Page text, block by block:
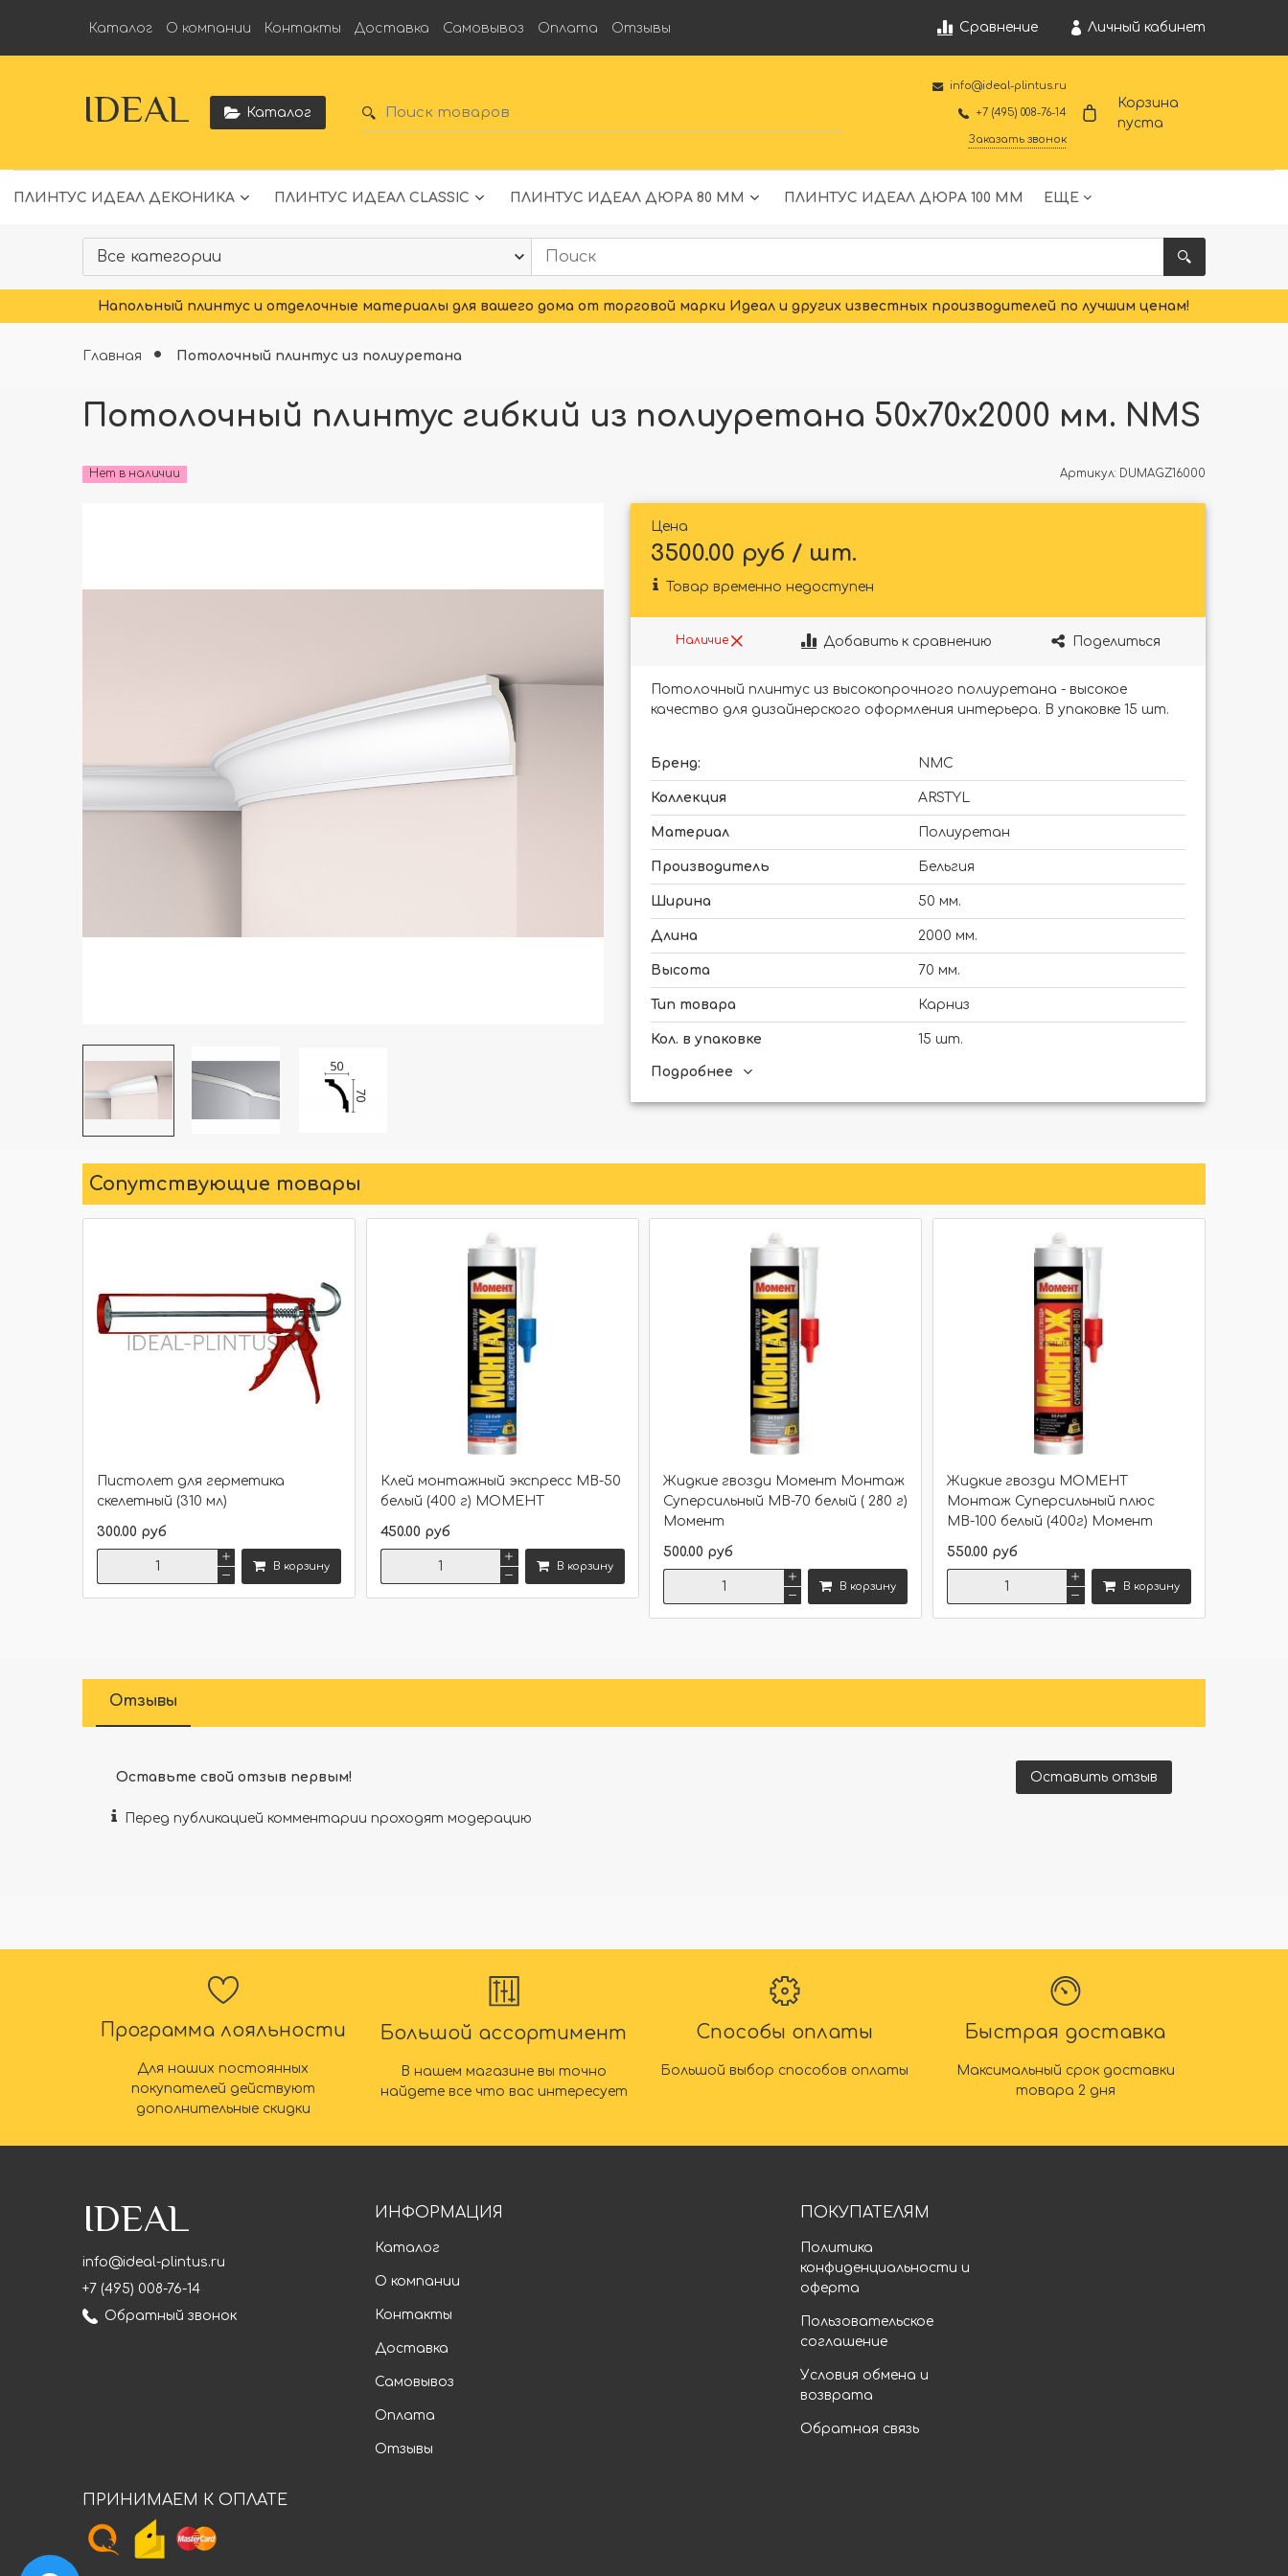
Сравнение Личный кабинет
Каталог О компании Контакты Доставка Самовывоз Оплата Отзывы
IDEAL Каталог
info@ideal-plintus.ru
+7 (495) 008-76-14
Заказать звонок
Корзина
пуста
ПЛИНТУС ИДЕАЛ ДЕКОНИКА ПЛИНТУС ИДЕАЛ CLASSIC ПЛИНТУС ИДЕАЛ ДЮРА 80 ММ ПЛИНТУС ИДЕАЛ ДЮРА 100 ММ ЕЩЕ
Напольный плинтус и отделочные материалы для вашего дома от торговой марки Идеал и других известных производителей по лучшим ценам!
Главная Потолочный плинтус из полиуретана
Потолочный плинтус гибкий из полиуретана 50x70x2000 мм. NMS
Нет в наличии Артикул: DUMAGZ16000
Цена
3500.00 руб / шт.
Товар временно недоступен
Наличие Добавить к сравнению Поделиться
Потолочный плинтус из высокопрочного полиуретана - высокое
качество для дизайнерского оформления интерьера. В упаковке 15 шт.
Бренд: NMC
Коллекция ARSTYL
Материал Полиуретан
Производитель Бельгия
Ширина 50 мм.
Длина 2000 мм.
Высота 70 мм.
Тип товара Карниз
Кол. в упаковке 15 шт.
Для скрытого освещения
Подробнее
Сопутствующие товары
Пистолет для герметика
скелетный (310 мл)
300.00 руб
В корзину
Клей монтажный экспресс МВ-50
белый (400 г) МОМЕНТ
450.00 руб
В корзину
Жидкие гвозди Момент Монтаж
Суперсильный МВ-70 белый ( 280 г)
Момент
500.00 руб
В корзину
Жидкие гвозди МОМЕНТ
Монтаж Суперсильный плюс
МВ-100 белый (400г) Момент
550.00 руб
В корзину
Отзывы
Оставьте свой отзыв первым! Оставить отзыв
Перед публикацией комментарии проходят модерацию
Программа лояльности
Для наших постоянных
покупателей действуют
дополнительные скидки
Большой ассортимент
В нашем магазине вы точно
найдете все что вас интересует
Способы оплаты
Большой выбор способов оплаты
Быстрая доставка
Максимальный срок доставки
товара 2 дня
IDEAL
info@ideal-plintus.ru
+7 (495) 008-76-14
Обратный звонок
ИНФОРМАЦИЯ
Каталог
О компании
Контакты
Доставка
Самовывоз
Оплата
Отзывы
ПОКУПАТЕЛЯМ
Политика
конфиденциальности и
оферта
Пользовательское
соглашение
Условия обмена и
возврата
Обратная связь
ПРИНИМАЕМ К ОПЛАТЕ